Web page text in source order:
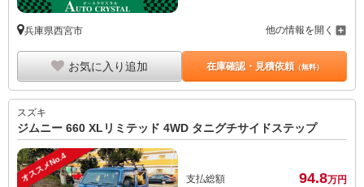
兵庫県西宮市 他の情報を開く
お気に入り追加 在庫確認・見積依頼（無料）
スズキ
ジムニー 660 XLリミテッド 4WD タニグチサイドステップ
オススメNo.4 支払総額 94.8万円